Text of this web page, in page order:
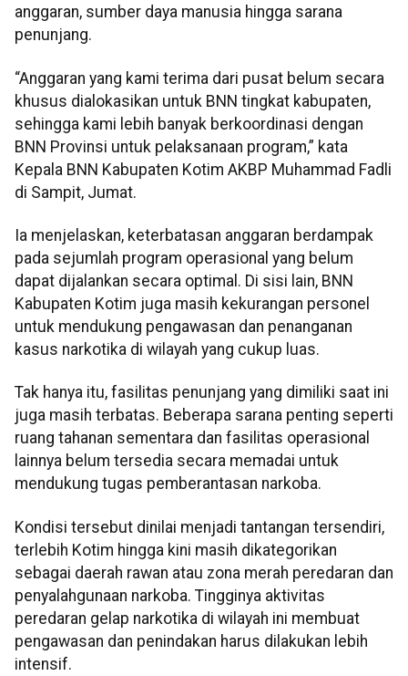
anggaran, sumber daya manusia hingga sarana
penunjang.
“Anggaran yang kami terima dari pusat belum secara
khusus dialokasikan untuk BNN tingkat kabupaten,
sehingga kami lebih banyak berkoordinasi dengan
BNN Provinsi untuk pelaksanaan program,” kata
Kepala BNN Kabupaten Kotim AKBP Muhammad Fadli
di Sampit, Jumat.
Ia menjelaskan, keterbatasan anggaran berdampak
pada sejumlah program operasional yang belum
dapat dijalankan secara optimal. Di sisi lain, BNN
Kabupaten Kotim juga masih kekurangan personel
untuk mendukung pengawasan dan penanganan
kasus narkotika di wilayah yang cukup luas.
Tak hanya itu, fasilitas penunjang yang dimiliki saat ini
juga masih terbatas. Beberapa sarana penting seperti
ruang tahanan sementara dan fasilitas operasional
lainnya belum tersedia secara memadai untuk
mendukung tugas pemberantasan narkoba.
Kondisi tersebut dinilai menjadi tantangan tersendiri,
terlebih Kotim hingga kini masih dikategorikan
sebagai daerah rawan atau zona merah peredaran dan
penyalahgunaan narkoba. Tingginya aktivitas
peredaran gelap narkotika di wilayah ini membuat
pengawasan dan penindakan harus dilakukan lebih
intensif.